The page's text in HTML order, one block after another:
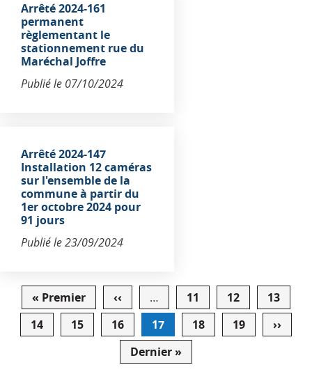
Arrêté 2024-161
permanent
règlementant le
stationnement rue du
Maréchal Joffre
Publié le 07/10/2024
Arrêté 2024-147
Installation 12 caméras
sur l'ensemble de la
commune à partir du
1er octobre 2024 pour
91 jours
Publié le23/09/2024
Pagination
« Premier Première
page
‹‹
précédente
… 11 12
13
14
15 16 17 18 19 ››
Dernier »
page